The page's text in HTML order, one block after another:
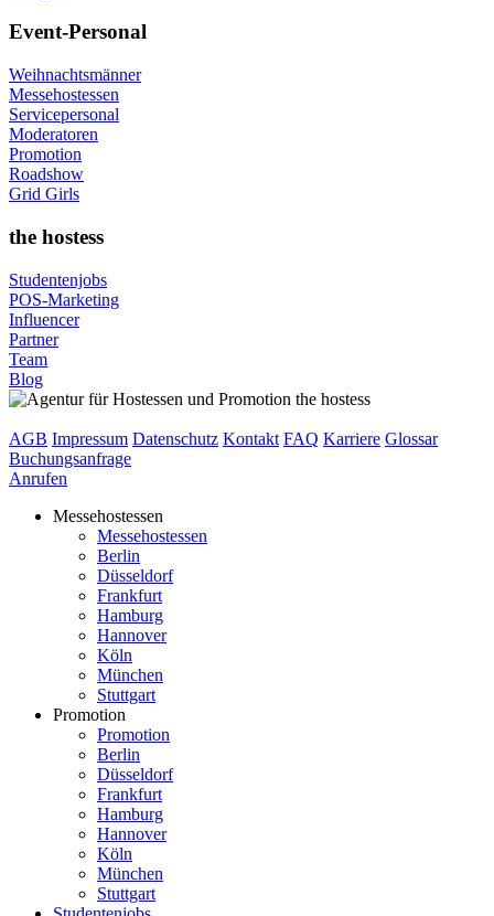
Event-Personal
Weihnachtsmänner
Messehostessen
Servicepersonal
Moderatoren
Promotion
Roadshow
Grid Girls
the hostess
Studentenjobs
POS-Marketing
Influencer
Partner
Team
Blog
AGB Impressum Datenschutz Kontakt FAQ Karriere Glossar
Buchungsanfrage
Anrufen
Messehostessen
Messehostessen
Berlin
Düsseldorf
Frankfurt
Hamburg
Hannover
Köln
München
Stuttgart
Promotion
Promotion
Berlin
Düsseldorf
Frankfurt
Hamburg
Hannover
Köln
München
Stuttgart